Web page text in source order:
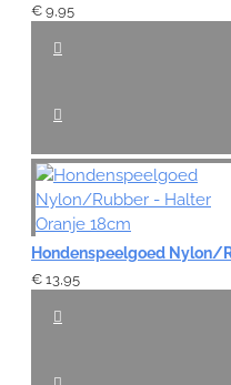
€ 9,95
€ 13,95